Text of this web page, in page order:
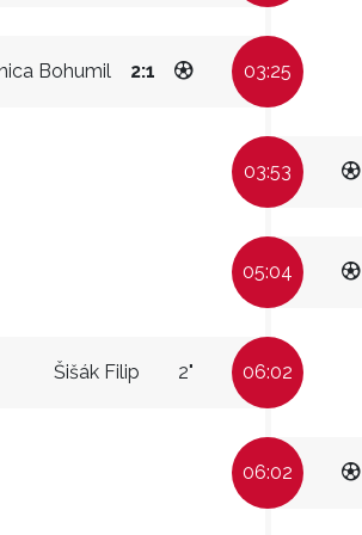
Bohumil 2:1 03:25
03:53
05:04
Šišák Filip 2" 06:02
06:02